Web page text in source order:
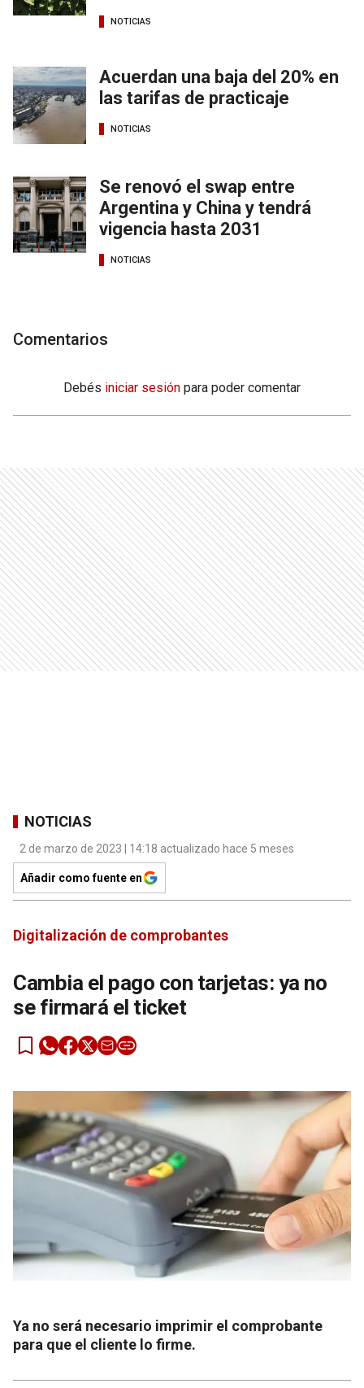
NOTICIAS
Acuerdan una baja del 20% en
las tarifas de practicaje
NOTICIAS
Se renovó el swap entre
Argentina y China y tendrá
vigencia hasta 2031
NOTICIAS
Comentarios
Debés iniciar sesión para poder comentar
NOTICIAS
2 de marzo de 2023 | 14:18 actualizado hace 5 meses
Añadir como fuente en
Digitalización de comprobantes
Cambia el pago con tarjetas: ya no
se firmará el ticket
Ya no será necesario imprimir el comprobante
para que el cliente lo firme.